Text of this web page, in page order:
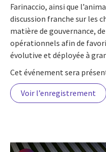
Farinaccio, ainsi que
discussion franche sur les
matière de gouvernance,
opérationnels afin de
évolutive et déployée à
Cet événement sera
Voir l’enregistrement